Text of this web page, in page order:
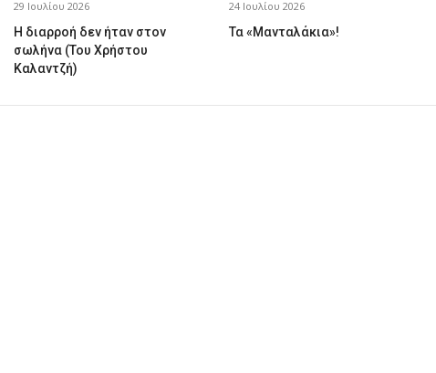
29 Ιουλίου 2026
Η διαρροή δεν ήταν στον
σωλήνα (Του Χρήστου
Καλαντζή)
24 Ιουλίου 2026
Τα «Μανταλάκια»!